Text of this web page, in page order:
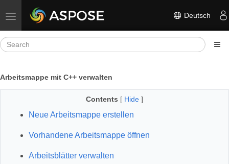
Toggle navigation Deutsch
Arbeitsmappe mit C++ verwalten
Contents [ Hide ]
Neue Arbeitsmappe erstellen
Vorhandene Arbeitsmappe öffnen
Arbeitsblätter verwalten